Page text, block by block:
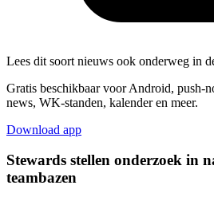
Lees dit soort nieuws ook onderweg in
Gratis beschikbaar voor Android, push-
news, WK-standen, kalender en meer.
Download app
Stewards stellen onderzoek in
teambazen